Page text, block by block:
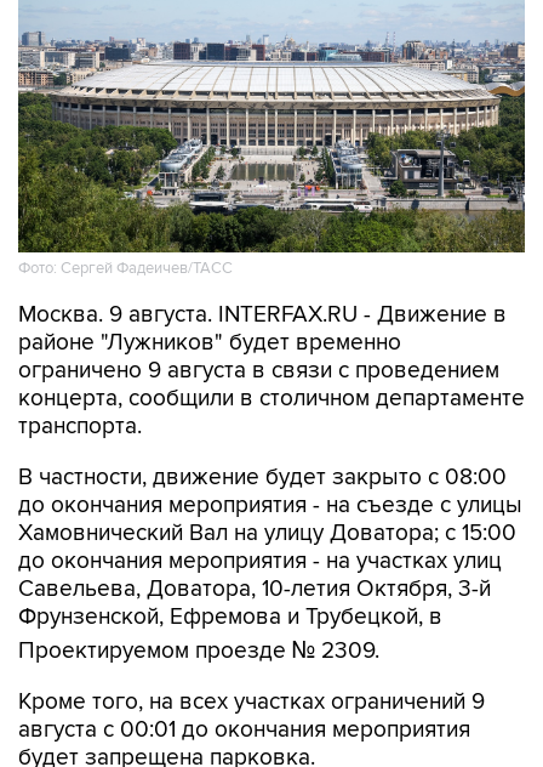
Фото: Сергей Фадеичев/ТАСС
Москва. 9 августа. INTERFAX.RU - Движение в
ограничено 9 августа в связи с проведением
концерта, сообщили в столичном департаменте
транспорта.
В частности, движение будет закрыто с 08:00
Хамовнический Вал на улицу Доватора; с 15:00
до окончания мероприятия - на участках улиц
Савельева, Доватора, 10-летия Октября, 3-й
Фрунзенской, Ефремова и Трубецкой, в
Проектируемом проезде № 2309.
Кроме того, на всех участках ограничений 9
будет запрещена парковка.
Помимо этого, в воскресенье с 7:50 до конца